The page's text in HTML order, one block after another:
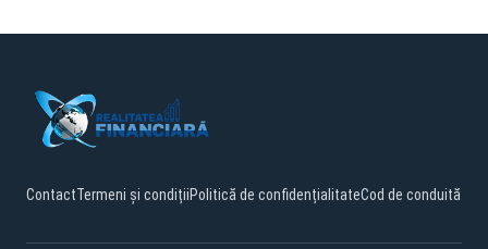
ContactTermeni și condițiiPolitică de confidențialitateCod de conduită